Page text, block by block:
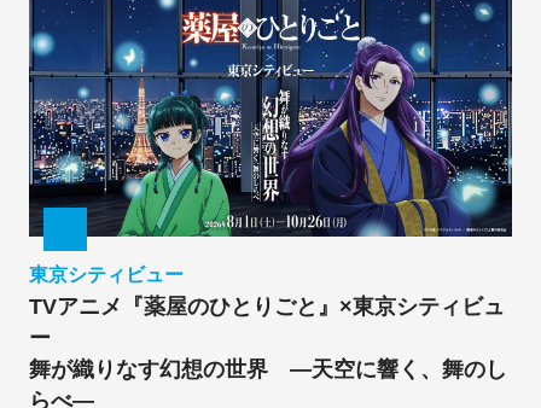
東京シティビュー
TVアニメ『薬屋のひとりごと』×東京シティビュ
ー
舞が織りなす幻想の世界 ―天空に響く、舞のし
らべ―